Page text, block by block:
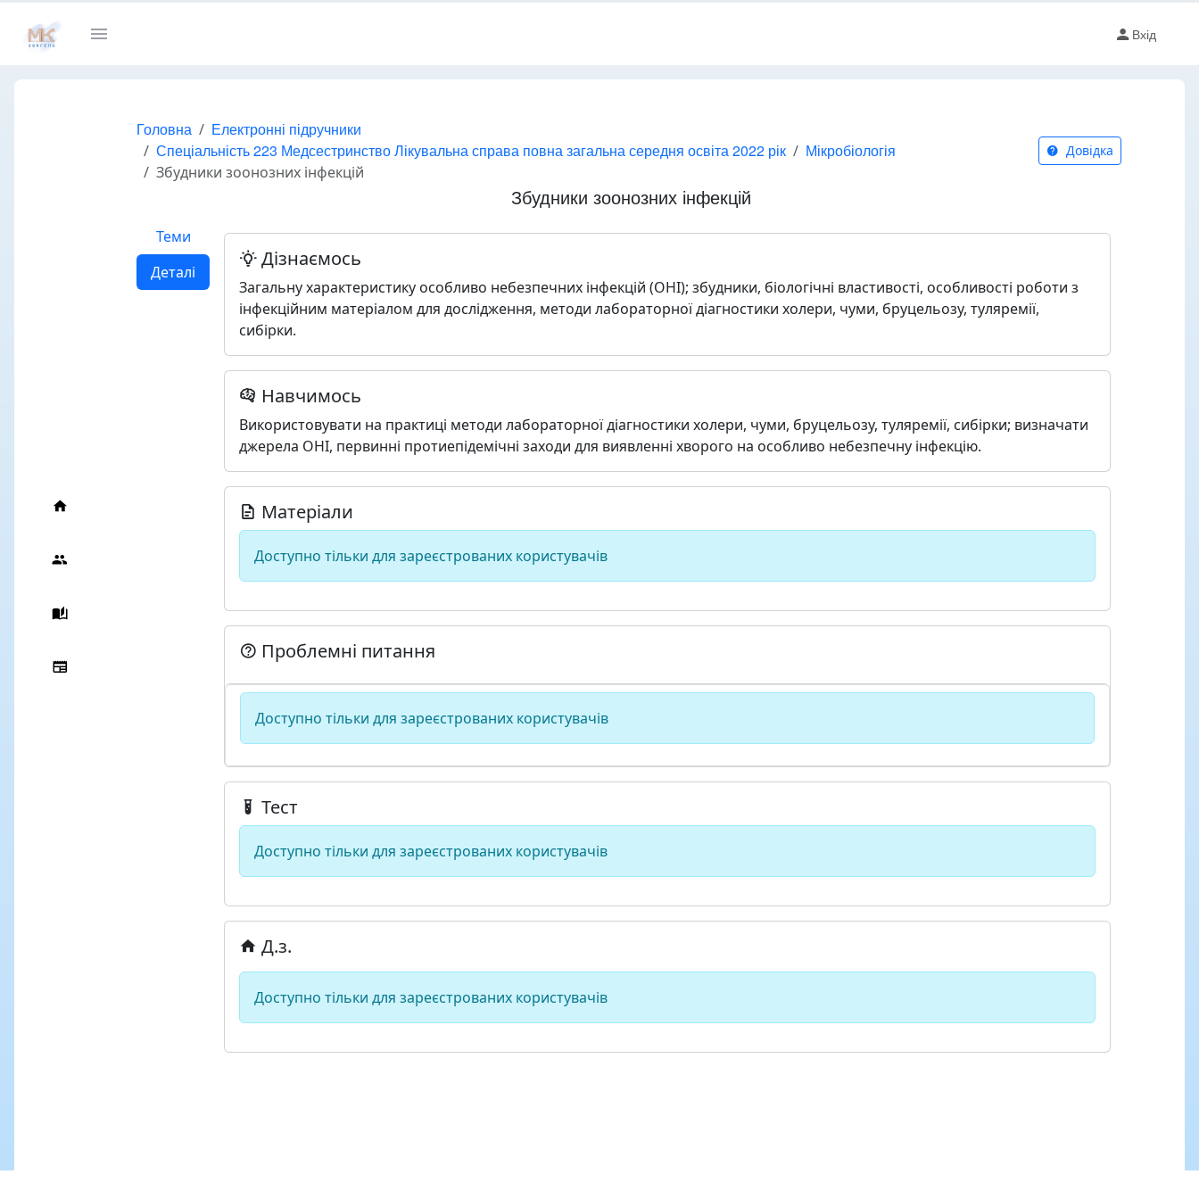
Вхід
Головна
Електронні підручники
Спеціальність 223 Медсестринство Лікувальна справа повна загальна середня освіта 2022 рік
Мікробіологія
Збудники зоонозних інфекцій
Довідка
Збудники зоонозних інфекцій
Теми
Деталі
Дізнаємось
Загальну характеристику особливо небезпечних інфекцій (ОНІ); збудники, біологічні властивості, особливості роботи з
інфекційним матеріалом для дослідження, методи лабораторної діагностики холери, чуми, бруцельозу, туляремії,
сибірки.
Навчимось
Використовувати на практиці методи лабораторної діагностики холери, чуми, бруцельозу, туляремії, сибірки; визначати
джерела ОНІ, первинні протиепідемічні захо­ди для виявленні хворого на особливо небезпечну інфекцію.
Матеріали
Доступно тільки для зареєстрованих користувачів
Проблемні питання
Доступно тільки для зареєстрованих користувачів
Тест
Доступно тільки для зареєстрованих користувачів
Д.з.
Доступно тільки для зареєстрованих користувачів